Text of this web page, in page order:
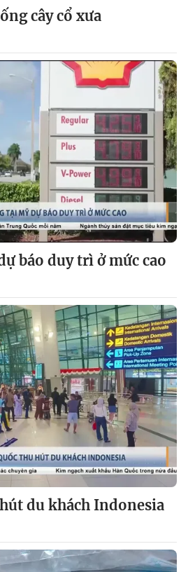
cây cổ xưa
báo duy trì ở mức cao
du khách Indonesia